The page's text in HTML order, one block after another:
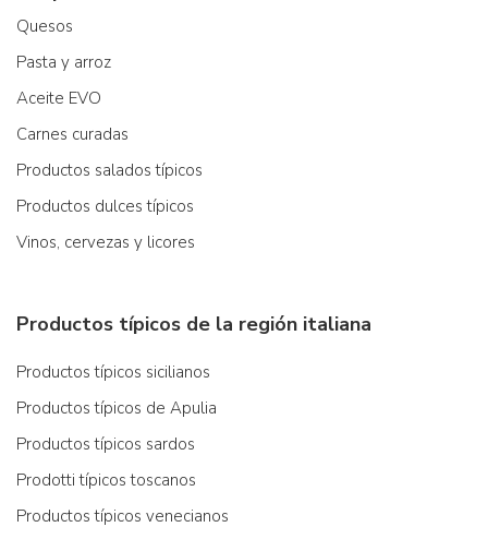
Quesos
Pasta y arroz
Aceite EVO
Carnes curadas
Productos salados típicos
Productos dulces típicos
Vinos, cervezas y licores
Productos típicos de la región italiana
Productos típicos sicilianos
Productos típicos de Apulia
Productos típicos sardos
Prodotti típicos toscanos
Productos típicos venecianos